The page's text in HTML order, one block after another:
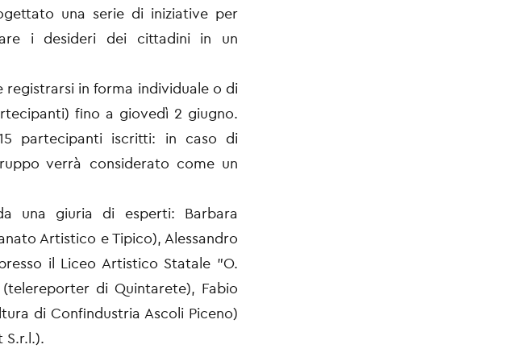
una serie di iniziative per
i desideri dei cittadini in un
registrarsi in forma individuale o di
fino a giovedì 2 giugno.
partecipanti iscritti: in caso di
verrà considerato come un
una giuria di esperti: Barbara
Artistico e Tipico), Alessandro
il Liceo Artistico Statale "O.
di Quintarete), Fabio
di Confindustria Ascoli Piceno)
S.r.l.).